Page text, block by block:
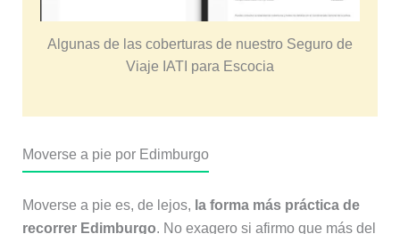
Algunas de las coberturas de nuestro Seguro de
Viaje IATI para Escocia
Moverse a pie por Edimburgo
Moverse a pie es, de lejos, la forma más práctica de
recorrer Edimburgo. No exagero si afirmo que más del